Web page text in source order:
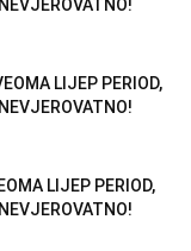
LIJEP PERIOD,
LIJEP PERIOD,